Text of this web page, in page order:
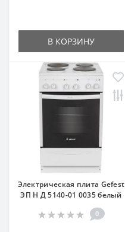
В КОРЗИНУ
Электрическая плита Gefest
ЭП Н Д 5140-01 0035 белый
0